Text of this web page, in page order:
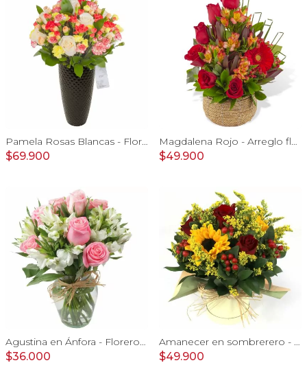
Pamela Rosas Blancas - Florero negro mediano con rosas blancas y mini claveles amarillos y naranjos
$69.900
Magdalena Rojo - Arreglo floral con rosas, gerbera y astromelias rojas
$49.900
Agustina en Ánfora - Florero con 9 rosas rosado y astromelia
$36.000
Amanecer en sombrerero - Arreglo floral de girasoles, rosas rojo, e hypericum
$49.900